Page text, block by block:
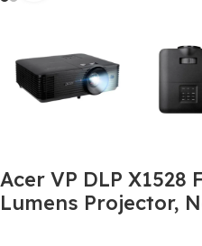
Acer VP DLP X1528
Lumens Projector,